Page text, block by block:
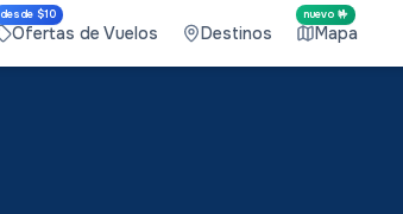
desde $10
Ofertas de Vuelos Destinos
nuevo 🤟
Mapa